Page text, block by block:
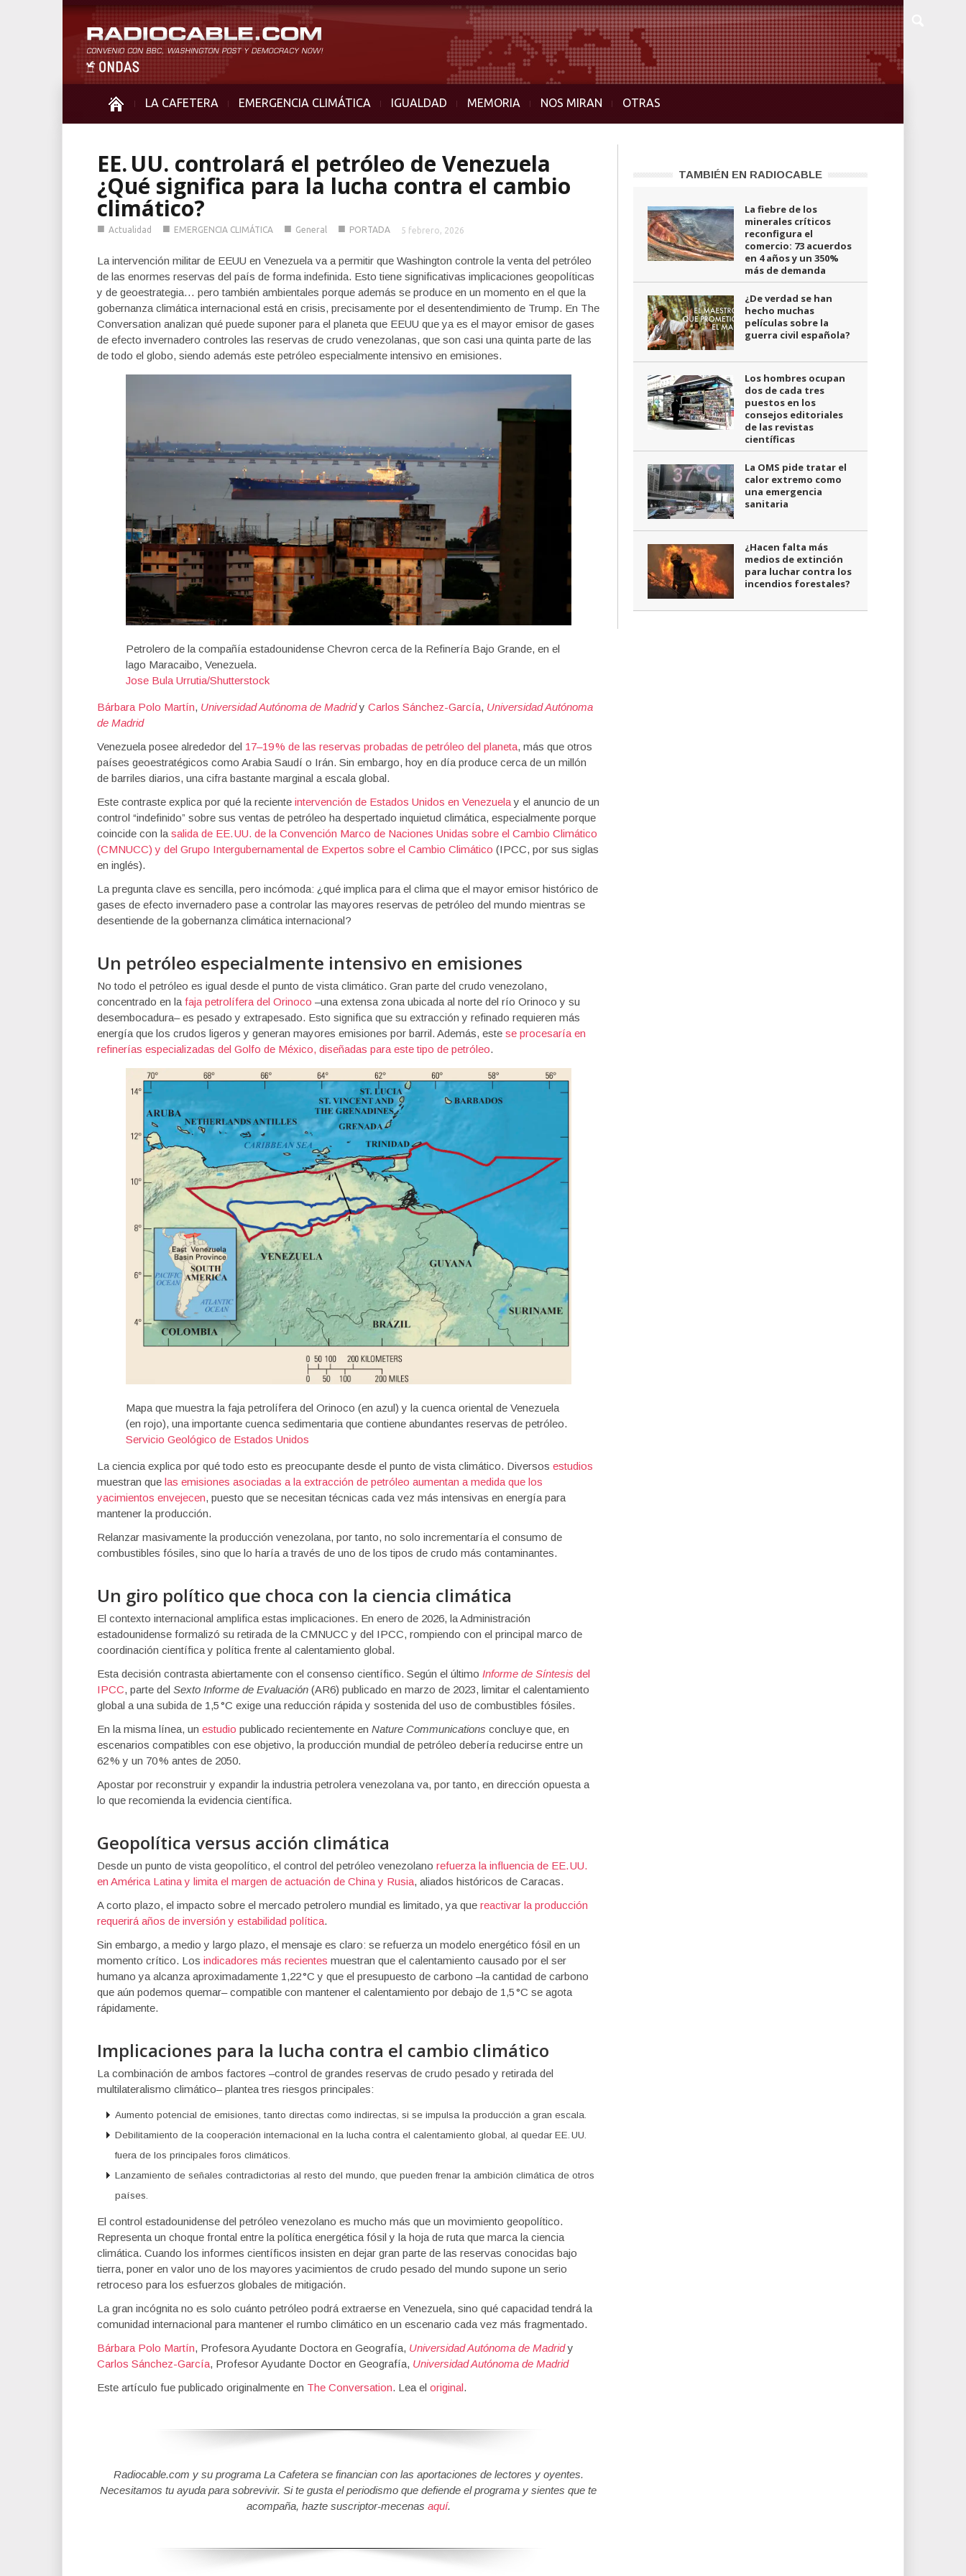
LA CAFETERA EMERGENCIA CLIMÁTICA IGUALDAD MEMORIA NOS MIRAN OTRAS
EE. UU. controlará el petróleo de Venezuela
¿Qué significa para la lucha contra el cambio
climático?
■ Actualidad ■ EMERGENCIA CLIMÁTICA ■ General ■ PORTADA 5 febrero, 2026
La intervención militar de EEUU en Venezuela va a permitir que Washington controle la venta del petróleo
de las enormes reservas del país de forma indefinida. Esto tiene significativas implicaciones geopolíticas
y de geoestrategia… pero también ambientales porque además se produce en un momento en el que la
gobernanza climática internacional está en crisis, precisamente por el desentendimiento de Trump. En The
Conversation analizan qué puede suponer para el planeta que EEUU que ya es el mayor emisor de gases
de efecto invernadero controles las reservas de crudo venezolanas, que son casi una quinta parte de las
de todo el globo, siendo además este petróleo especialmente intensivo en emisiones.
Petrolero de la compañía estadounidense Chevron cerca de la Refinería Bajo Grande, en el
lago Maracaibo, Venezuela.
Jose Bula Urrutia/Shutterstock
Bárbara Polo Martín, Universidad Autónoma de Madridy Carlos Sánchez-García, Universidad Autónoma
de Madrid
Venezuela posee alrededor del 17–19 % de las reservas probadas de petróleo del planeta, más que otros
países geoestratégicos como Arabia Saudí o Irán. Sin embargo, hoy en día produce cerca de un millón
de barriles diarios, una cifra bastante marginal a escala global.
Este contraste explica por qué la reciente intervención de Estados Unidos en Venezuelay el anuncio de un
control “indefinido” sobre sus ventas de petróleo ha despertado inquietud climática, especialmente porque
coincide con la salida de EE. UU. de la Convención Marco de Naciones Unidas sobre el Cambio Climático
(CMNUCC) y del Grupo Intergubernamental de Expertos sobre el Cambio Climático (IPCC, por sus siglas
en inglés).
La pregunta clave es sencilla, pero incómoda: ¿qué implica para el clima que el mayor emisor histórico de
gases de efecto invernadero pase a controlar las mayores reservas de petróleo del mundo mientras se
desentiende de la gobernanza climática internacional?
Un petróleo especialmente intensivo en emisiones
No todo el petróleo es igual desde el punto de vista climático. Gran parte del crudo venezolano,
concentrado en la faja petrolífera del Orinoco –una extensa zona ubicada al norte del río Orinoco y su
desembocadura– es pesado y extrapesado. Esto significa que su extracción y refinado requieren más
energía que los crudos ligeros y generan mayores emisiones por barril. Además, este se procesaría en
refinerías especializadas del Golfo de México, diseñadas para este tipo de petróleo.
Mapa que muestra la faja petrolífera del Orinoco (en azul) y la cuenca oriental de Venezuela
(en rojo), una importante cuenca sedimentaria que contiene abundantes reservas de petróleo.
Servicio Geológico de Estados Unidos
La ciencia explica por qué todo esto es preocupante desde el punto de vista climático. Diversos estudios
muestran que las emisiones asociadas a la extracción de petróleo aumentan a medida que los
yacimientos envejecen, puesto que se necesitan técnicas cada vez más intensivas en energía para
mantener la producción.
Relanzar masivamente la producción venezolana, por tanto, no solo incrementaría el consumo de
combustibles fósiles, sino que lo haría a través de uno de los tipos de crudo más contaminantes.
Un giro político que choca con la ciencia climática
El contexto internacional amplifica estas implicaciones. En enero de 2026, la Administración
estadounidense formalizó su retirada de la CMNUCC y del IPCC, rompiendo con el principal marco de
coordinación científica y política frente al calentamiento global.
Esta decisión contrasta abiertamente con el consenso científico. Según el último Informe de Síntesis del
IPCC, parte del Sexto Informe de Evaluación (AR6) publicado en marzo de 2023, limitar el calentamiento
global a una subida de 1,5 °C exige una reducción rápida y sostenida del uso de combustibles fósiles.
En la misma línea, un estudio publicado recientemente en Nature Communications concluye que, en
escenarios compatibles con ese objetivo, la producción mundial de petróleo debería reducirse entre un
62 % y un 70 % antes de 2050.
Apostar por reconstruir y expandir la industria petrolera venezolana va, por tanto, en dirección opuesta a
lo que recomienda la evidencia científica.
Geopolítica versus acción climática
Desde un punto de vista geopolítico, el control del petróleo venezolano refuerza la influencia de EE. UU.
en América Latina y limita el margen de actuación de China y Rusia, aliados históricos de Caracas.
A corto plazo, el impacto sobre el mercado petrolero mundial es limitado, ya que reactivar la producción
requerirá años de inversión y estabilidad política.
Sin embargo, a medio y largo plazo, el mensaje es claro: se refuerza un modelo energético fósil en un
momento crítico. Los indicadores más recientes muestran que el calentamiento causado por el ser
humano ya alcanza aproximadamente 1,22 °C y que el presupuesto de carbono –la cantidad de carbono
que aún podemos quemar– compatible con mantener el calentamiento por debajo de 1,5 °C se agota
rápidamente.
Implicaciones para la lucha contra el cambio climático
La combinación de ambos factores –control de grandes reservas de crudo pesado y retirada del
multilateralismo climático– plantea tres riesgos principales:
Aumento potencial de emisiones, tanto directas como indirectas, si se impulsa la producción a gran escala.
Debilitamiento de la cooperación internacional en la lucha contra el calentamiento global, al quedar EE. UU.
fuera de los principales foros climáticos.
Lanzamiento de señales contradictorias al resto del mundo, que pueden frenar la ambición climática de otros
países.
El control estadounidense del petróleo venezolano es mucho más que un movimiento geopolítico.
Representa un choque frontal entre la política energética fósil y la hoja de ruta que marca la ciencia
climática. Cuando los informes científicos insisten en dejar gran parte de las reservas conocidas bajo
tierra, poner en valor uno de los mayores yacimientos de crudo pesado del mundo supone un serio
retroceso para los esfuerzos globales de mitigación.
La gran incógnita no es solo cuánto petróleo podrá extraerse en Venezuela, sino qué capacidad tendrá la
comunidad internacional para mantener el rumbo climático en un escenario cada vez más fragmentado.
Bárbara Polo Martín, Profesora Ayudante Doctora en Geografía, Universidad Autónoma de Madridy
Carlos Sánchez-García, Profesor Ayudante Doctor en Geografía, Universidad Autónoma de Madrid
Este artículo fue publicado originalmente en The Conversation. Lea el original.
Radiocable.com y su programa La Cafetera se financian con las aportaciones de lectores y oyentes.
Necesitamos tu ayuda para sobrevivir. Si te gusta el periodismo que defiende el programa y sientes que te
acompaña, hazte suscriptor-mecenas aquí.
TAMBIÉN EN RADIOCABLE
La fiebre de los
minerales críticos
reconfigura el
comercio: 73 acuerdos
en 4 años y un 350%
más de demanda
¿De verdad se han
hecho muchas
películas sobre la
guerra civil española?
Los hombres ocupan
dos de cada tres
puestos en los
consejos editoriales
de las revistas
científicas
La OMS pide tratar el
calor extremo como
una emergencia
sanitaria
¿Hacen falta más
medios de extinción
para luchar contra los
incendios forestales?